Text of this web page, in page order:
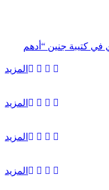
في كتيبة جنين “أدهم
المزيد
المزيد
المزيد
المزيد